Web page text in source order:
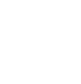
und Tipps